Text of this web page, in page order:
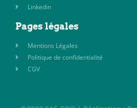
Linkedin
Pages légales
Mentions Légales
Politique de confidentialité
CGV